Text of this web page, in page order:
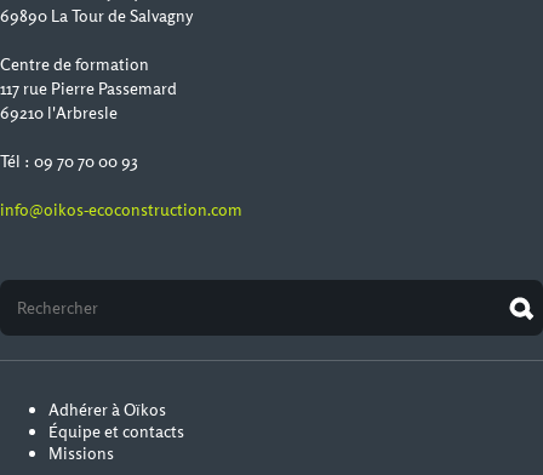
69890 La Tour de Salvagny
Centre de formation
117 rue Pierre Passemard
69210 l'Arbresle
Tél : 09 70 70 00 93
info@oikos-ecoconstruction.com
Adhérer à Oïkos
Équipe et contacts
Missions